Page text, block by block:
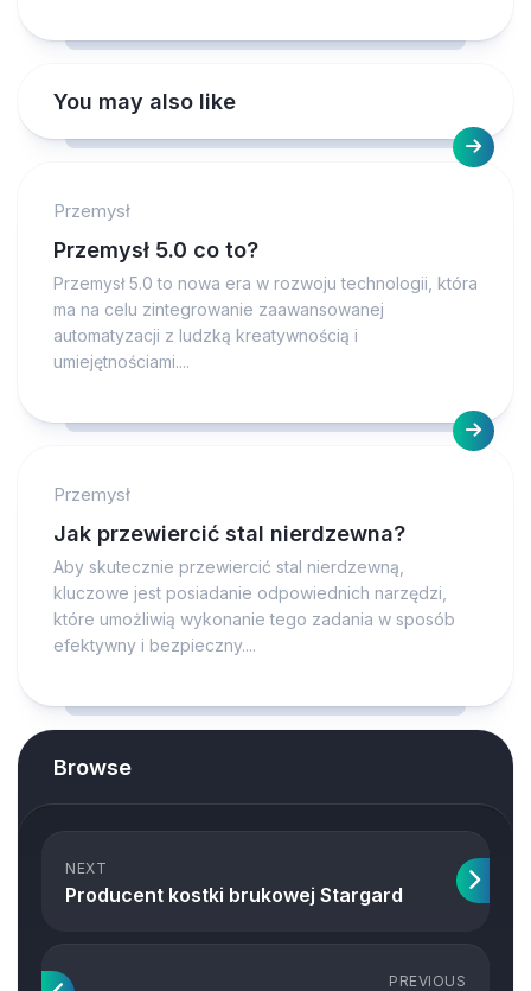
You may also like
Przemysł
Przemysł 5.0 co to?
Przemysł 5.0 to nowa era w rozwoju technologii, która
ma na celu zintegrowanie zaawansowanej
automatyzacji z ludzką kreatywnością i
umiejętnościami....
Przemysł
Jak przewiercić stal nierdzewna?
Aby skutecznie przewiercić stal nierdzewną,
kluczowe jest posiadanie odpowiednich narzędzi,
które umożliwią wykonanie tego zadania w sposób
efektywny i bezpieczny....
Browse
NEXT
Producent kostki brukowej Stargard
PREVIOUS